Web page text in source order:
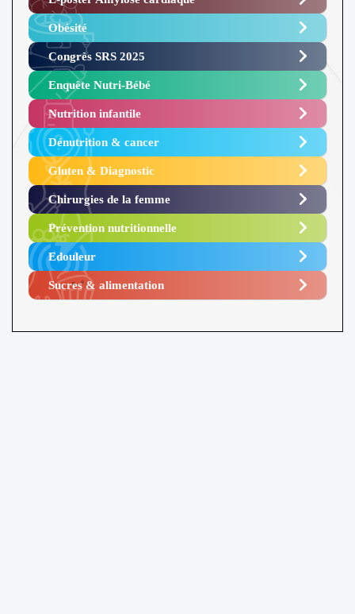
Obésité ​
Congrès SRS 2025 ​
Enquête Nutri-Bébé ​
Nutrition infantile
Dénutrition & cancer
Gluten & Diagnostic
Chirurgies de la femme
Prévention nutritionnelle
Edouleur​
Sucres & alimentation​